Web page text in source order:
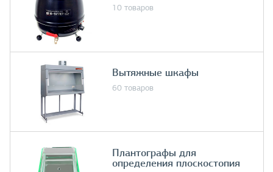
10 товаров
Вытяжные шкафы
60 товаров
Плантографы для
определения плоскостопия